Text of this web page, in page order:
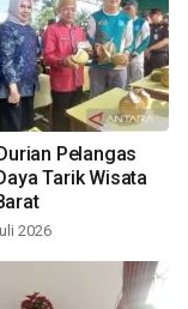
Pelangas
Tarik Wisata
2026